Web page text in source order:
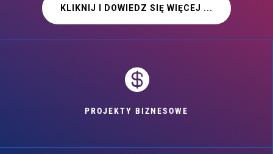
KLIKNIJ I DOWIEDZ SIĘ WIĘCEJ ...

PROJEKTY BIZNESOWE